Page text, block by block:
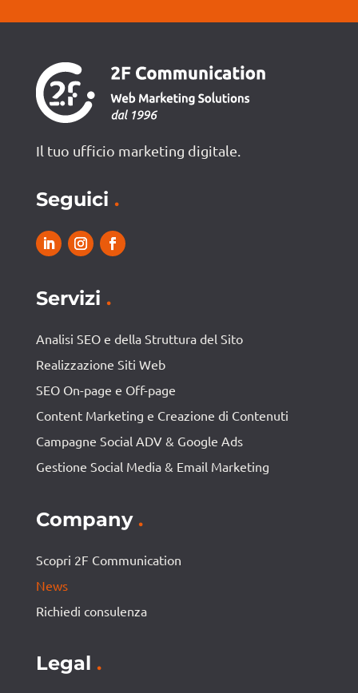
Il tuo ufficio marketing digitale.
Seguici .
Servizi .
Analisi SEO e della Struttura del Sito
Realizzazione Siti Web
SEO On-page e Off-page
Content Marketing e Creazione di Contenuti
Campagne Social ADV & Google Ads
Gestione Social Media & Email Marketing
Company .
Scopri 2F Communication
News
Richiedi consulenza
Legal .